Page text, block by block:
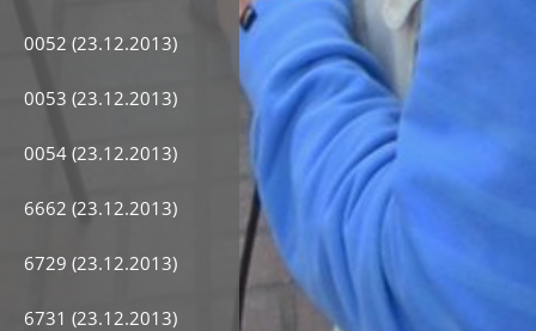
0052 (23.12.2013)
0053 (23.12.2013)
0054 (23.12.2013)
6662 (23.12.2013)
6729 (23.12.2013)
6731 (23.12.2013)